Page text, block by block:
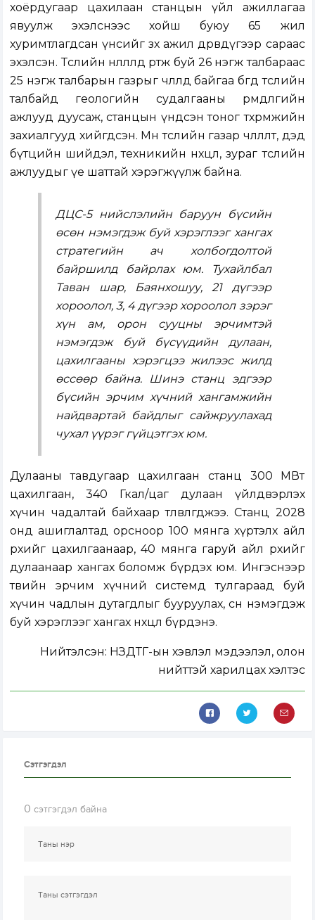
хоёрдугаар цахилаан станцын үйл ажиллагаа
явуулж эхэлснээс хойш буюу 65 жил
хуримтлагдсан үнсийг зөөх ажил дөрөвдүгээр сараас
эхэлсэн. Төслийн нөлөөлөлд өртөж буй 26 нэгж талбараас
25 нэгж талбарын газрыг чөлөөлөөд байгаа бөгөөд төслийн
талбайд геологийн судалгааны өрөмдлөгийн
ажлууд дуусаж, станцын үндсэн тоног төхөөрөмжийн
захиалгууд хийгдсэн. Мөн төслийн газар чөлөөлөлт, дэд
бүтцийн шийдэл, техникийн нөхцөл, зураг төслийн
ажлуудыг үе шаттай хэрэгжүүлж байна.
ДЦС-5 нийслэлийн баруун бүсийн
өсөн нэмэгдэж буй хэрэглээг хангах
стратегийн ач холбогдолтой
байршилд байрлах юм. Тухайлбал
Таван шар, Баянхошуу, 21 дүгээр
хороолол, 3, 4 дүгээр хороолол зэрэг
хүн ам, орон сууцны эрчимтэй
нэмэгдэж буй бүсүүдийн дулаан,
цахилгааны хэрэгцээ жилээс жилд
өссөөр байна. Шинэ станц эдгээр
бүсийн эрчим хүчний хангамжийн
найдвартай байдлыг сайжруулахад
чухал үүрэг гүйцэтгэх юм.
Дулааны тавдугаар цахилгаан станц 300 МВт
цахилгаан, 340 Гкал/цаг дулаан үйлдвэрлэх
хүчин чадалтай байхаар төлөвлөгджээ. Станц 2028
онд ашиглалтад орсноор 100 мянга хүртэлх айл
өрхийг цахилгаанаар, 40 мянга гаруй айл өрхийг
дулаанаар хангах боломж бүрдэх юм. Ингэснээр
төвийн эрчим хүчний системд тулгараад буй
хүчин чадлын дутагдлыг бууруулах, өсөн нэмэгдэж
буй хэрэглээг хангах нөхцөл бүрдэнэ.
Нийтэлсэн: НЗДТГ-ын хэвлэл мэдээлэл, олон
нийттэй харилцах хэлтэс
Сэтгэгдэл
0 сэтгэгдэл байна